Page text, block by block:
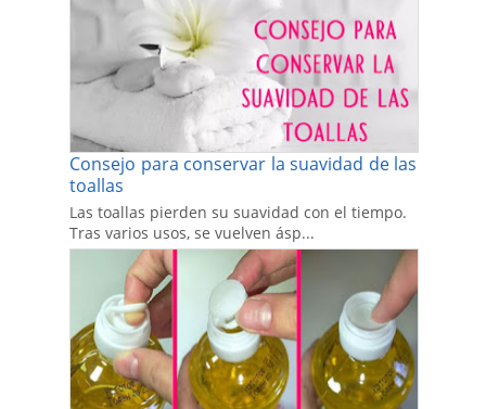
Consejo para conservar la suavidad de las
toallas
Las toallas pierden su suavidad con el tiempo.
Tras varios usos, se vuelven ásp...